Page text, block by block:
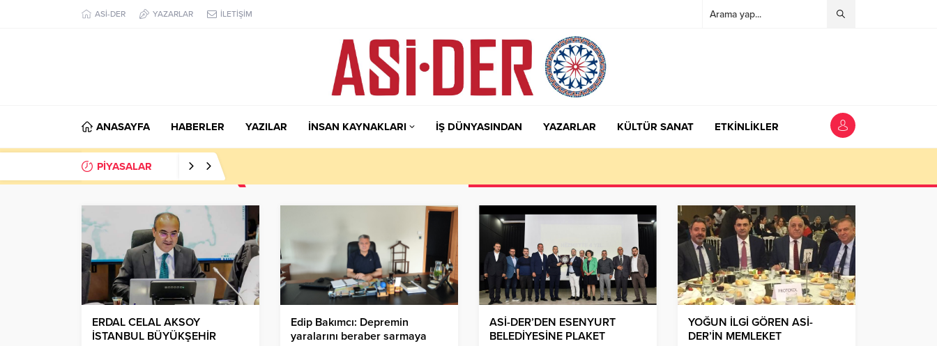
ASİ-DER YAZARLAR İLETİŞİM
ANASAYFA HABERLER YAZILAR İNSAN KAYNAKLARI İŞ DÜNYASINDAN YAZARLAR KÜLTÜR SANAT ETKİNLİKLER
PİYASALAR
ERDAL CELAL AKSOY
İSTANBUL BÜYÜKŞEHİR
Edip Bakımcı: Depremin
yaralarını beraber sarmaya
ASİ-DER’DEN ESENYURT
BELEDİYESİNE PLAKET
YOĞUN İLGİ GÖREN ASİ-
DER’İN MEMLEKET